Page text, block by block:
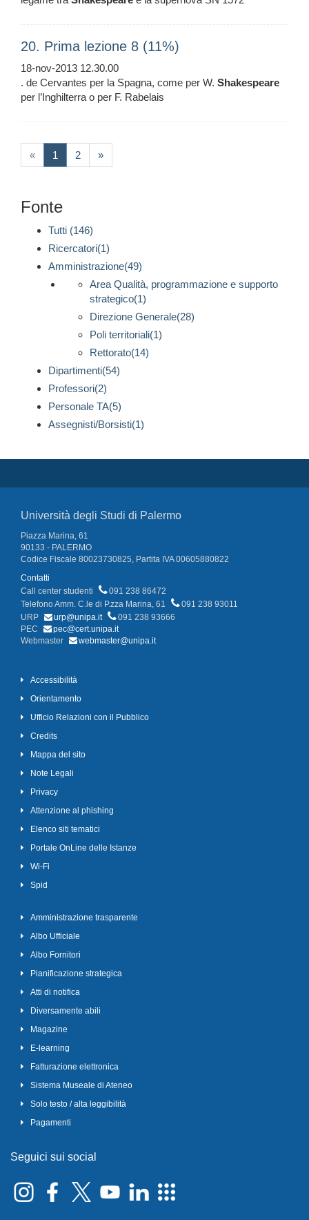
20. Prima lezione 8 (11%)
18-nov-2013 12.30.00
. de Cervantes per la Spagna, come per W. Shakespeare
per l’Inghilterra o per F. Rabelais
« 1 (current)
2 »
Fonte
Tutti (146)
Ricercatori(1)
Amministrazione(49)
Area Qualità, programmazione e supporto
strategico(1)
Direzione Generale(28)
Poli territoriali(1)
Rettorato(14)
Dipartimenti(54)
Professori(2)
Personale TA(5)
Assegnisti/Borsisti(1)
Università degli Studi di Palermo
Piazza Marina, 61
90133 - PALERMO
Codice Fiscale 80023730825, Partita IVA 00605880822
Contatti
Call center studenti
091 238 86472
Telefono Amm. C.le di P.zza Marina, 61
091 238 93011
URP
urp@unipa.it
091 238 93666
PEC
pec@cert.unipa.it
Webmaster
webmaster@unipa.it
Accessibilità
Orientamento
Ufficio Relazioni con il Pubblico
Credits
Mappa del sito
Note Legali
Privacy
Attenzione al phishing
Elenco siti tematici
Portale OnLine delle Istanze
Wi-Fi
Spid
Amministrazione trasparente
Albo Ufficiale
Albo Fornitori
Pianificazione strategica
Atti di notifica
Diversamente abili
Magazine
E-learning
Fatturazione elettronica
Sistema Museale di Ateneo
Solo testo / alta leggibilità
Pagamenti
Seguici sui social